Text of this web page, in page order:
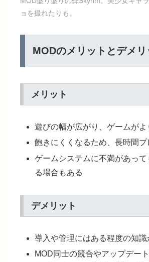
ョを撮れたりも。
MODのメリットとデメリ
メリット
遊びの幅が広がり、ゲームがよ
飽きにくくなるため、長時間
ゲームシステムに不満があっ
る場合もある
デメリット
導入や管理にはある程度の知識
MOD同士の競合やアップデー